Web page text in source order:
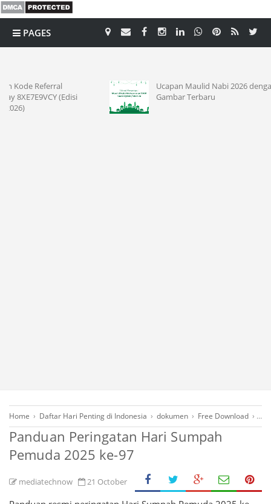
PAGES
Ucapan Maulid Nabi 2026 dengan
Gambar Terbaru
Home › Daftar Hari Penting di Indonesia › dokumen › Free Download ›
Panduan Peringatan Hari Sumpah
Pemuda 2025 ke-97
mediatechnow 21 October